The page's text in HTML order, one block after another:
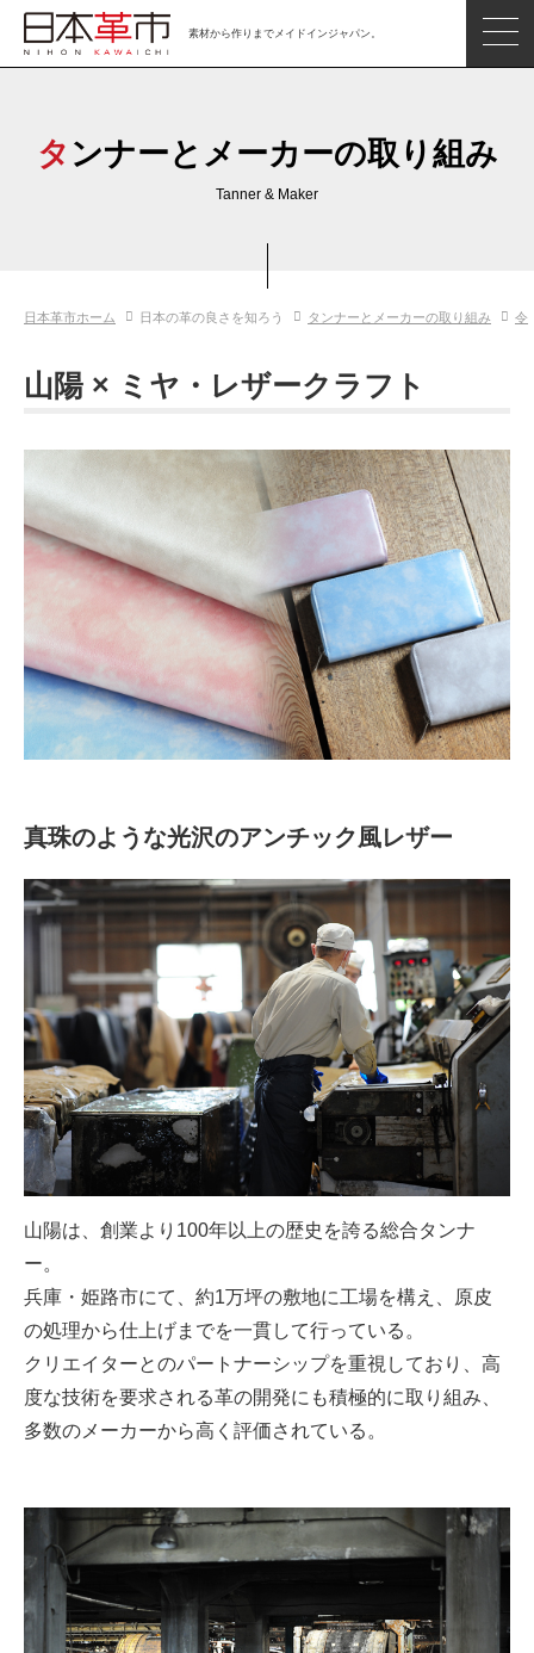
素材から作りまでメイドインジャパン。
日本の革
革市通信
日本の革の良さを知ろう
タンナーとメーカーの取り組み
Tanner & Maker
日本革市ホーム 日本の革の良さを知ろう タンナーとメーカーの取り組み 令
山陽 × ミヤ・レザークラフト
真珠のような光沢のアンチック風レザー
山陽は、創業より100年以上の歴史を誇る総合タンナ
ー。
兵庫・姫路市にて、約1万坪の敷地に工場を構え、原皮
の処理から仕上げまでを一貫して行っている。
クリエイターとのパートナーシップを重視しており、高
度な技術を要求される革の開発にも積極的に取り組み、
多数のメーカーから高く評価されている。